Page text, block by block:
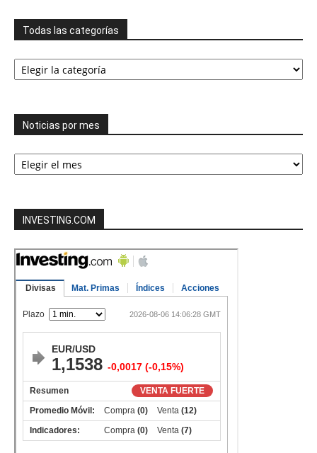
Todas las categorías
Todas
las
Noticias por mes
Noticias
por
INVESTING.COM